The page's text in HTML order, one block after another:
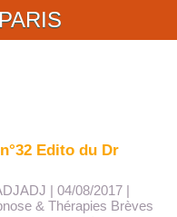
Edito du Dr
| 04/08/2017 |
& Thérapies Brèves